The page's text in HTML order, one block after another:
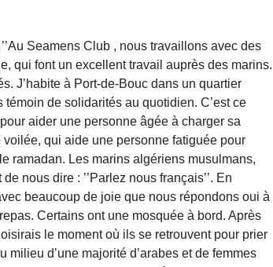
Seamens Club , nous travaillons avec des
qui font un excellent travail auprès des marins.
J’habite à Port-de-Bouc dans un quartier
de solidarités au quotidien. C’est ce
aider une personne âgée à charger sa
qui aide une personne fatiguée pour
ramadan. Les marins algériens musulmans,
nous dire : ’’Parlez nous français’’. En
beaucoup de joie que nous répondons oui à
Certains ont une mosquée à bord. Après
le moment où ils se retrouvent pour prier
milieu d’une majorité d’arabes et de femmes